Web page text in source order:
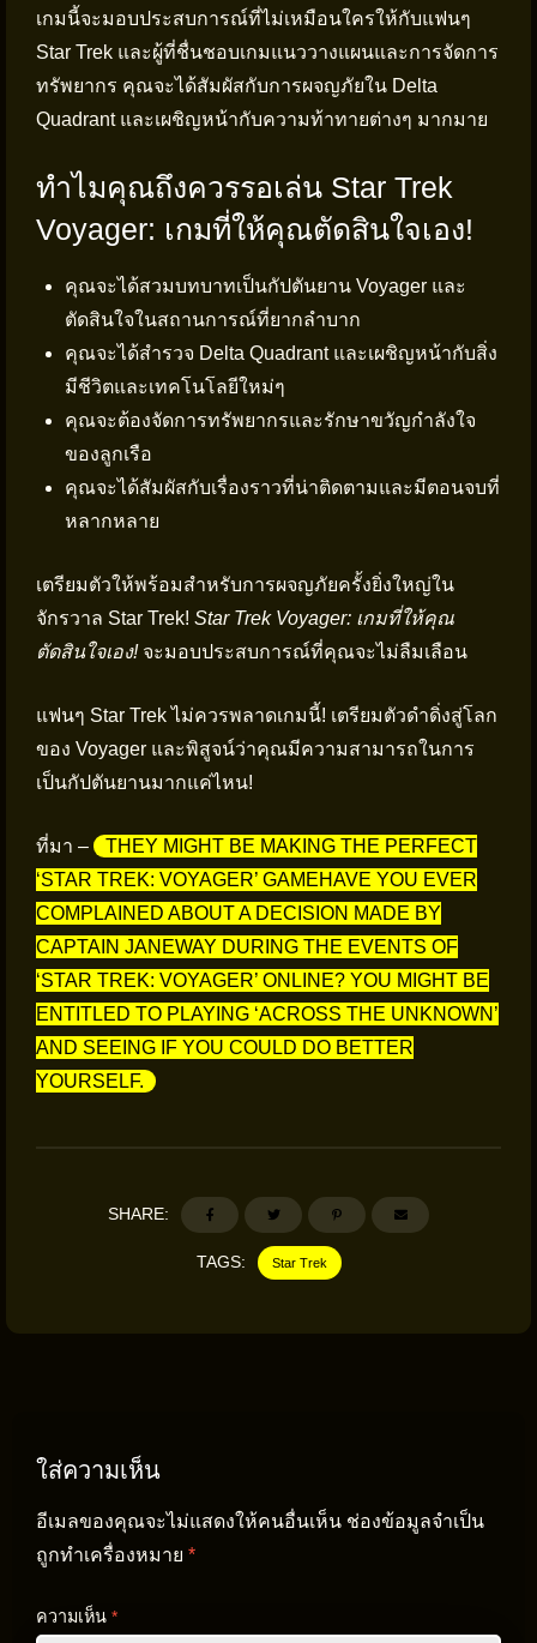
เกมนี้จะมอบประสบการณ์ที่ไม่เหมือนใครให้กับแฟนๆ
Star Trek และผู้ที่ชื่นชอบเกมแนววางแผนและการจัดการ
ทรัพยากร คุณจะได้สัมผัสกับการผจญภัยใน Delta
Quadrant และเผชิญหน้ากับความท้าทายต่างๆ มากมาย
ทำไมคุณถึงควรรอเล่น Star Trek
Voyager: เกมที่ให้คุณตัดสินใจเอง!
คุณจะได้สวมบทบาทเป็นกัปตันยาน Voyager และ
ตัดสินใจในสถานการณ์ที่ยากลำบาก
คุณจะได้สำรวจ Delta Quadrant และเผชิญหน้ากับสิ่ง
มีชีวิตและเทคโนโลยีใหม่ๆ
คุณจะต้องจัดการทรัพยากรและรักษาขวัญกำลังใจ
ของลูกเรือ
คุณจะได้สัมผัสกับเรื่องราวที่น่าติดตามและมีตอนจบที่
หลากหลาย
เตรียมตัวให้พร้อมสำหรับการผจญภัยครั้งยิ่งใหญ่ใน
จักรวาล Star Trek! Star Trek Voyager: เกมที่ให้คุณ
ตัดสินใจเอง!จะมอบประสบการณ์ที่คุณจะไม่ลืมเลือน
แฟนๆ Star Trek ไม่ควรพลาดเกมนี้! เตรียมตัวดำดิ่งสู่โลก
ของ Voyager และพิสูจน์ว่าคุณมีความสามารถในการ
เป็นกัปตันยานมากแค่ไหน!
ที่มา –
THEY MIGHT BE MAKING THE PERFECT
‘STAR TREK: VOYAGER’ GAMEHAVE YOU EVER
COMPLAINED ABOUT A DECISION MADE BY
CAPTAIN JANEWAY DURING THE EVENTS OF
‘STAR TREK: VOYAGER’ ONLINE? YOU MIGHT BE
ENTITLED TO PLAYING ‘ACROSS THE UNKNOWN’
AND SEEING IF YOU COULD DO BETTER
YOURSELF.
SHARE:
TAGS: Star Trek
ใส่ความเห็น
อีเมลของคุณจะไม่แสดงให้คนอื่นเห็น ช่องข้อมูลจำเป็น
ถูกทำเครื่องหมาย *
ความเห็น *